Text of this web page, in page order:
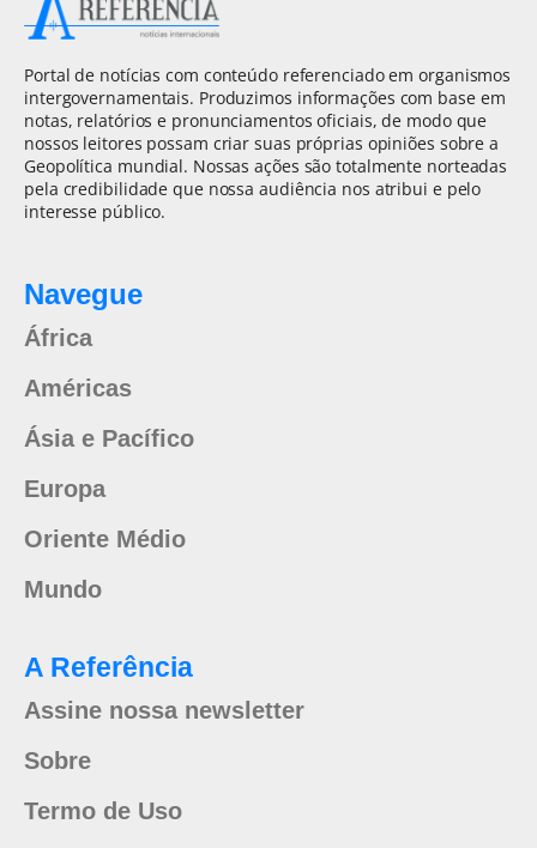
Portal de notícias com conteúdo referenciado em organismos
intergovernamentais. Produzimos informações com base em
notas, relatórios e pronunciamentos oficiais, de modo que
nossos leitores possam criar suas próprias opiniões sobre a
Geopolítica mundial. Nossas ações são totalmente norteadas
pela credibilidade que nossa audiência nos atribui e pelo
interesse público.
Navegue
África
Américas
Ásia e Pacífico
Europa
Oriente Médio
Mundo
A Referência
Assine nossa newsletter
Sobre
Termo de Uso